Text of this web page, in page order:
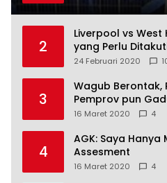
2
Liverpool vs West
yang Perlu
24 Februari 2020
3
Wagub Berontak,
Pemprov pun
16 Maret 2020 4
4
AGK: Saya Hanya
Assesment
16 Maret 2020 4